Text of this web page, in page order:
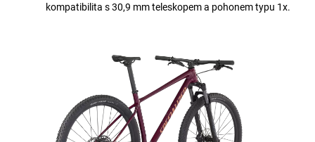
kompatibilita s 30,9 mm teleskopem a pohonem typu 1x.